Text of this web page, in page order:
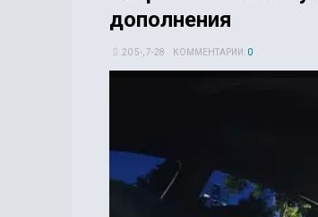
дополнения
20 5-, 7-28 КОММЕНТАРИИ: 0